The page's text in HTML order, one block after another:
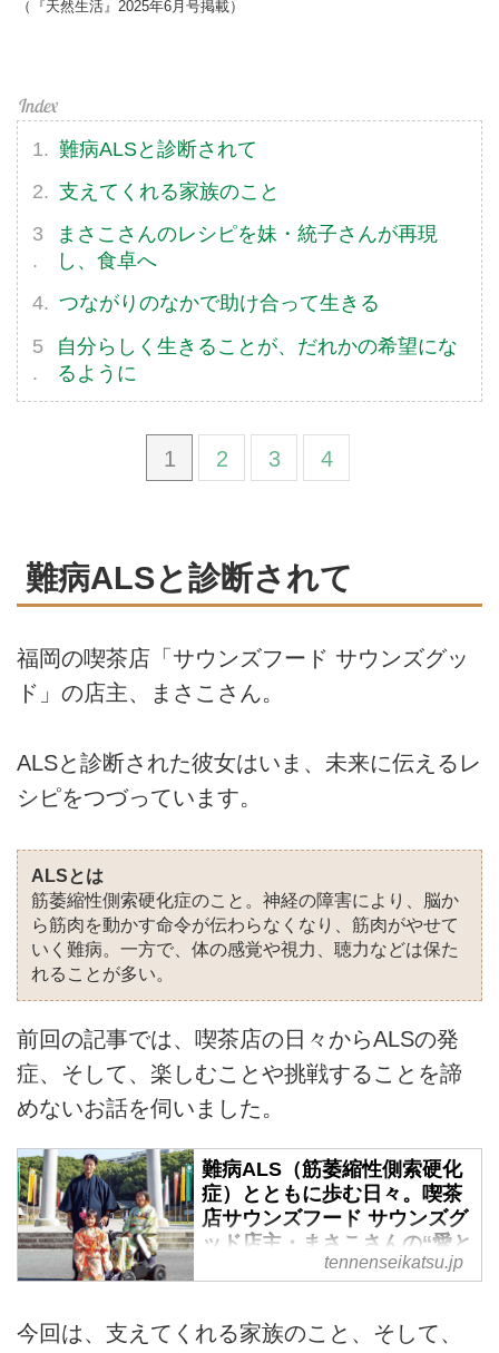
（『天然生活』2025年6月号掲載）
難病ALSと診断されて
支えてくれる家族のこと
まさこさんのレシピを妹・統子さんが再現
し、食卓へ
つながりのなかで助け合って生きる
自分らしく生きることが、だれかの希望にな
るように
1 2 3 4
難病ALSと診断されて
福岡の喫茶店「サウンズフード サウンズグッ
ド」の店主、まさこさん。
ALSと診断された彼女はいま、未来に伝えるレ
シピをつづっています。
ALSとは
筋萎縮性側索硬化症のこと。神経の障害により、脳か
ら筋肉を動かす命令が伝わらなくなり、筋肉がやせて
いく難病。一方で、体の感覚や視力、聴力などは保た
れることが多い。
前回の記事では、喫茶店の日々からALSの発
症、そして、楽しむことや挑戦することを諦
めないお話を伺いました。
難病ALS（筋萎縮性側索硬化
症）とともに歩む日々。喫茶
店サウンズフード サウンズグ
ッド店主・まさこさんの“愛と
希望”の物語「ありのままに人
とをあきらめない」 - 天然生
活web
tennenseikatsu.jp
今回は、支えてくれる家族のこと、そして、